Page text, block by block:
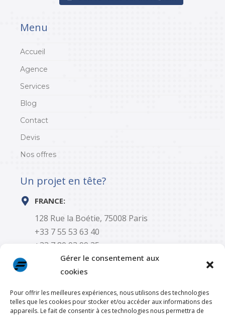
Gérer le consentement aux
cookies
Pour offrir les meilleures expériences, nous utilisons des technologies
telles que les cookies pour stocker et/ou accéder aux informations des
appareils. Le fait de consentir à ces technologies nous permettra de
Menu
Accueil
Agence
Services
Blog
Contact
Devis
Nos offres
Un projet en tête?
FRANCE:
128 Rue la Boétie, 75008 Paris
+33 7 55 53 63 40
+33 7 80 93 99 35
AVEZ-VOUS DES QUESTIONS ?